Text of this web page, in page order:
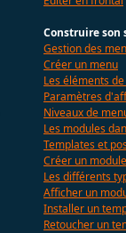
Construire son
Gestion des
Créer un menu
Les éléments
Paramètres
Niveaux de
Les modules
Templates et
Créer un module
Les différents
Afficher un
Installer un
Retoucher un